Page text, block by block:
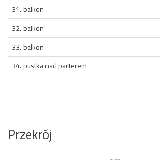
31. balkon
32. balkon
33. balkon
34. pustka nad parterem
Przekrój